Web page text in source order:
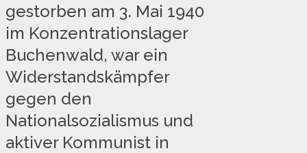
gestorben am 3. Mai 1940
im Konzentrationslager
Buchenwald, war ein
Widerstandskämpfer
gegen den
Nationalsozialismus und
aktiver Kommunist in